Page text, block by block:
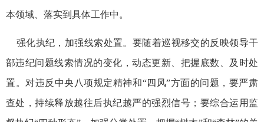
本领域、落实到具体工作中。
强化执纪，加强线索处置。要随着巡视移交的反映领导干
部违纪问题线索情况的变化，动态更新、把握底数、及时处
置。对违反中央八项规定精神和“四风”方面的问题，要严肃
查处，持续释放越往后执纪越严的强烈信号；要综合运用监